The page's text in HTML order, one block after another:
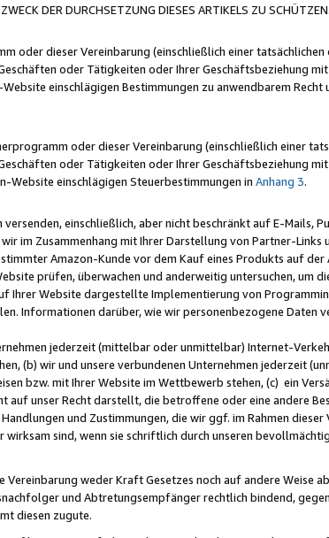
DER DURCHSETZUNG DIESES ARTIKELS ZU SCHÜTZEN.
oder dieser Vereinbarung (einschließlich einer tatsächlichen
oder Tätigkeiten oder Ihrer Geschäftsbeziehung
einschlägigen Bestimmungen zu anwendbarem Recht
oder dieser Vereinbarung (einschließlich einer
oder Tätigkeiten oder Ihrer Geschäftsbeziehung
Website einschlägigen Steuerbestimmungen in Anhang 3.
einschließlich, aber nicht beschränkt auf E-Mails,
im Zusammenhang mit Ihrer Darstellung von Partner-Links
Amazon-Kunde vor dem Kauf eines Produkts auf
prüfen, überwachen und anderweitig untersuchen, um
Ihrer Website dargestellte Implementierung von
Informationen darüber, wie wir personenbezogene Daten
jederzeit (mittelbar oder unmittelbar) Internet-
(b) wir und unsere verbundenen Unternehmen jederzeit
bzw. mit Ihrer Website im Wettbewerb stehen, (c) ein
auf unser Recht darstellt, die betroffene oder eine andere
und Zustimmungen, die wir ggf. im Rahmen dieser
sind, wenn sie schriftlich durch unseren
weder Kraft Gesetzes noch auf andere Weise
und Abtretungsempfänger rechtlich bindend,
diesen zugute.